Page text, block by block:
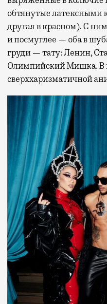
обтянутые латексными
другая в красном). С
и посмуглее — оба в
груди — тату: Ленин,
Олимпийский Мишка. В
сверххаризматичной